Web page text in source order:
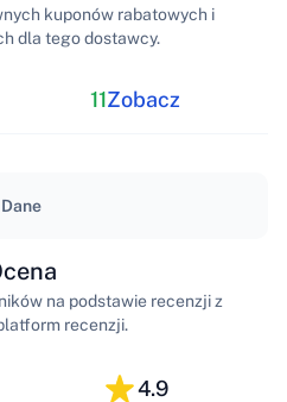
kuponów rabatowych i
dla tego dostawcy.
11Zobacz
Dane
na podstawie recenzji z
recenzji.
4.9